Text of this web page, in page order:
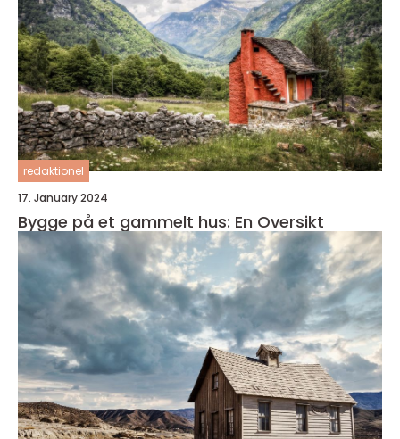
redaktionel
17. January 2024
Bygge på et gammelt hus: En Oversikt